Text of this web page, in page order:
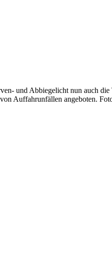
und Abbiegelicht nun auch
Auffahrunfällen angeboten.